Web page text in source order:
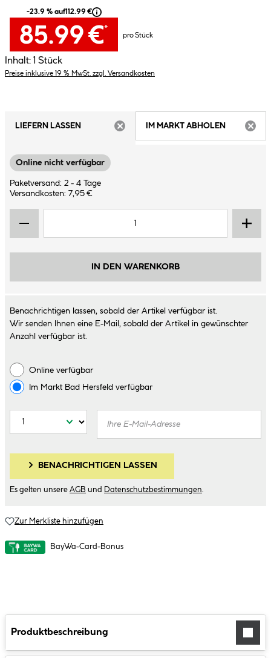
-23.9 % auf112.99 €
85.99 €*
pro Stück
Inhalt: 1 Stück
Preise inklusive 19 % MwSt. zzgl. Versandkosten
LIEFERN LASSEN
IM MARKT ABHOLEN
Online nicht verfügbar
Paketversand: 2 - 4 Tage
Versandkosten: 7,95 €
IN DEN WARENKORB
Benachrichtigen lassen, sobald der Artikel verfügbar ist.
Wir senden Ihnen eine E-Mail, sobald der Artikel in gewünschter
Anzahl verfügbar ist.
Online verfügbar
Im Markt Bad Hersfeld verfügbar
BENACHRICHTIGEN LASSEN
Es gelten unsere AGB und Datenschutzbestimmungen
Zur Merkliste hinzufügen
BayWa-Card-Bonus
Produktbeschreibung